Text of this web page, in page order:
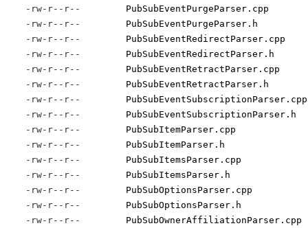
-rw-r--r--
PubSubEventPurgeParser.cpp
-rw-r--r--
PubSubEventPurgeParser.h
-rw-r--r--
PubSubEventRedirectParser.cpp
-rw-r--r--
PubSubEventRedirectParser.h
-rw-r--r--
PubSubEventRetractParser.cpp
-rw-r--r--
PubSubEventRetractParser.h
-rw-r--r--
PubSubEventSubscriptionParser.cpp
-rw-r--r--
PubSubEventSubscriptionParser.h
-rw-r--r--
PubSubItemParser.cpp
-rw-r--r--
PubSubItemParser.h
-rw-r--r--
PubSubItemsParser.cpp
-rw-r--r--
PubSubItemsParser.h
-rw-r--r--
PubSubOptionsParser.cpp
-rw-r--r--
PubSubOptionsParser.h
-rw-r--r--
PubSubOwnerAffiliationParser.cpp